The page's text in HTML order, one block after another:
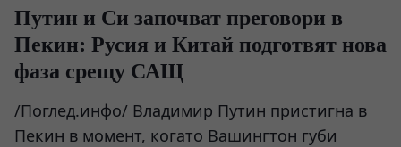
Путин и Си започват преговори в
Пекин: Русия и Китай подготвят нова
фаза срещу САЩ
/Поглед.инфо/ Владимир Путин пристигна в
Пекин в момент, когато Вашингтон губи